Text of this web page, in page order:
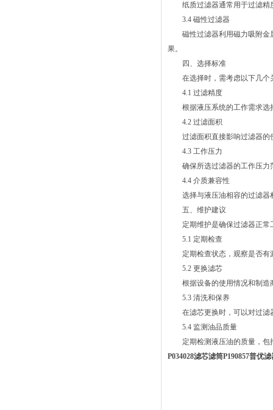
纸质过滤器通常用于过滤精度
3.4 磁性过滤器
磁性过滤器利用磁力吸附金属
果。
四、选择标准
在选择时，需考虑以下几个
4.1 过滤精度
根据液压系统的工作需求选择
4.2 过滤面积
过滤面积直接影响过滤器的
4.3 工作压力
确保所选过滤器的工作压力
4.4 介质兼容性
选择与液压油相容的过滤器
五、维护建议
定期维护是确保过滤器正常
5.1 定期检查
定期检查状态，观察是否有
5.2 更换滤芯
根据设备的使用情况和制造
5.3 清洗和保养
在滤芯更换时，可以对过滤
5.4 监测油品质量
定期检测液压油的质量，包
P034028滤芯滤筒P190857普优